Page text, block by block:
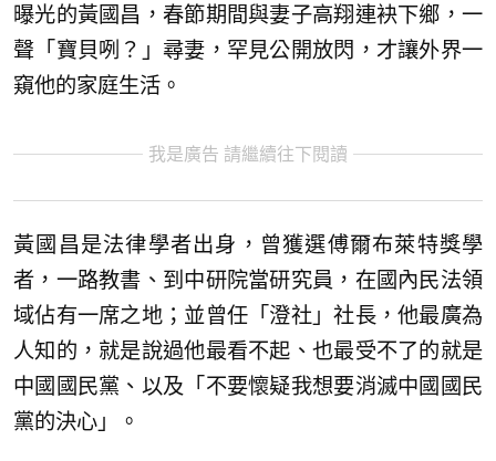
曝光的黃國昌，春節期間與妻子高翔連袂下鄉，一
聲「寶貝咧？」尋妻，罕見公開放閃，才讓外界一
窺他的家庭生活。
我是廣告 請繼續往下閱讀
黃國昌是法律學者出身，曾獲選傅爾布萊特獎學
者，一路教書、到中研院當研究員，在國內民法領
域佔有一席之地；並曾任「澄社」社長，他最廣為
人知的，就是說過他最看不起、也最受不了的就是
中國國民黨、以及「不要懷疑我想要消滅中國國民
黨的決心」。